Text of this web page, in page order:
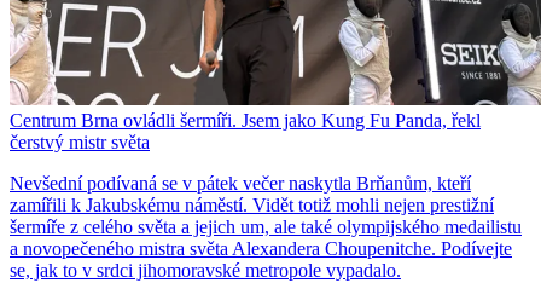
Centrum Brna ovládli šermíři. Jsem jako Kung Fu Panda, řekl
čerstvý mistr světa
Nevšední podívaná se v pátek večer naskytla Brňanům, kteří
zamířili k Jakubskému náměstí. Vidět totiž mohli nejen prestižní
šermíře z celého světa a jejich um, ale také olympijského medailistu
a novopečeného mistra světa Alexandera Choupenitche. Podívejte
se, jak to v srdci jihomoravské metropole vypadalo.